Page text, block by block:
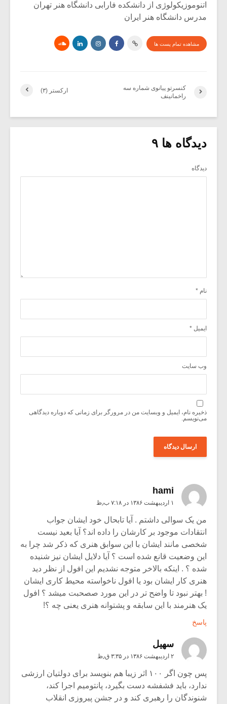
اتنوموزیکولوژی از دانشکده فارابی دانشگاه هنر تهران
مدرس دانشگاه هنر ایران
مشاهده تمام پست ها
ارکستر (۳)
کنسرتو پیانوی شماره سه
راخمانینف
دیدگاه ها ۹
دیدگاه
نام *
ایمیل *
وب‌ سایت
ذخیره نام، ایمیل و وبسایت من در مرورگر برای زمانی که دوباره دیدگاهی
می‌نویسم.
hami
۱ اردیبهشت ۱۳۸۶ در ۷:۱۸ ب٫ظ
من یک سوالی داشتم . آیا تابحال خود ایشان جواب
انتقادات موجود بر کارشان را داده اند؟ آیا بعید نیست
شخصی مانند ایشان با این سوابق هنری که ذکر شد چرا به
این وضعیت قانع شده است ؟ آیا دلایل ایشان نیز شنیده
شده ؟ . اینکه بالاخر متوجه نشدیم این افول از نظر دید
هنری کار ایشان بود یا افول ناخواسته محیط کاری ایشان
! بهتر نبود تا واضح تر در این مورد صصحبت میشد ؟ افول
یک هنرمند با این سابقه و پشتوانه هنری یعنی چه ؟!
پاسخ
سهيل
۲ اردیبهشت ۱۳۸۶ در ۳:۳۵ ق٫ظ
پس چون اگر ۱۰۰ اثر زیبا هم بنویسد برای دولتیان ارزشی
ندارد، باید فشفشه دست بگیرد، پانتومیم اجرا کند،
شنوندگان را رهبری کند و در جشن پیروزی انقلاب